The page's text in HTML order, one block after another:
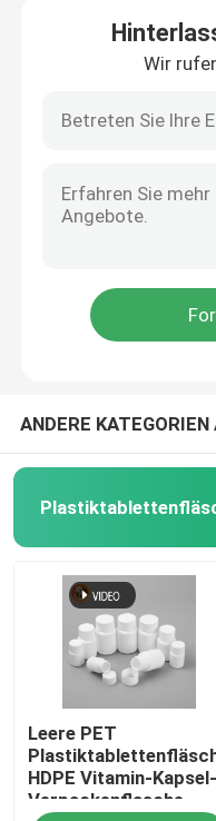
Wir
ANDERE KATEGORIEN
Leere PET
HDPE Vitamin-Kapsel-
Verpackenflasche